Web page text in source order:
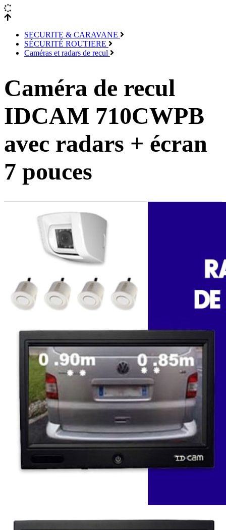
SECURITE & CARAVANE
SÉCURITÉ ROUTIERE
Caméras et radars de recul
Caméra de recul
IDCAM 710CWPB
avec radars + écran
7 pouces